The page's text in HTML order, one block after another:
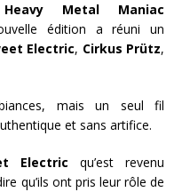
Heavy Metal Maniac
édition a réuni un
Electric, Cirkus Prütz,
mais un seul fil
et sans artifice.
Electric qu’est revenu
qu’ils ont pris leur rôle de